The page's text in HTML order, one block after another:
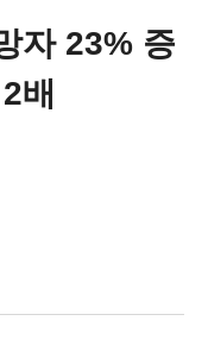
자 23% 증
배